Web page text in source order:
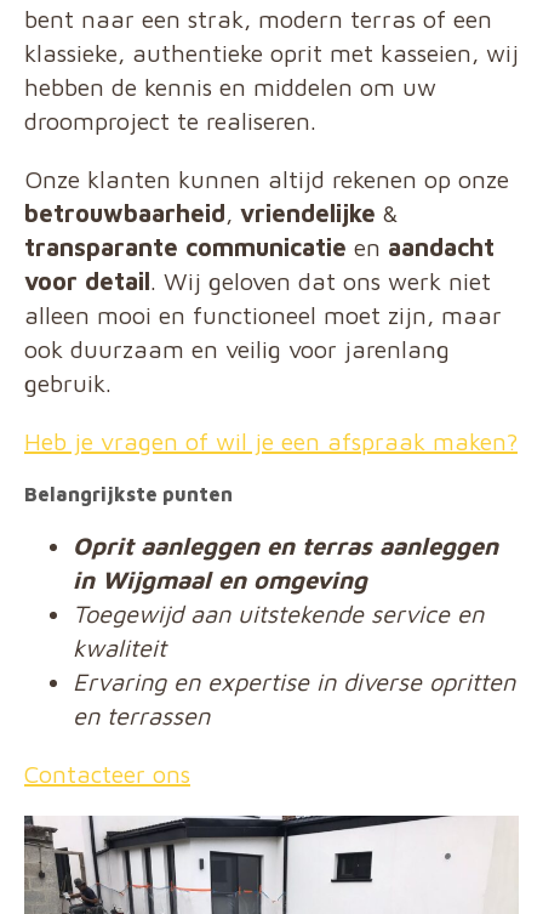
bent naar een strak, modern terras of een
klassieke, authentieke oprit met kasseien, wij
hebben de kennis en middelen om uw
droomproject te realiseren.
Onze klanten kunnen altijd rekenen op onze
betrouwbaarheid, vriendelijke &
transparante communicatie en aandacht
voor detail. Wij geloven dat ons werk niet
alleen mooi en functioneel moet zijn, maar
ook duurzaam en veilig voor jarenlang
gebruik.
Heb je vragen of wil je een afspraak maken?
Belangrijkste punten
Oprit aanleggen en terras aanleggen
in Wijgmaal en omgeving
Toegewijd aan uitstekende service en
kwaliteit
Ervaring en expertise in diverse opritten
en terrassen
Contacteer ons